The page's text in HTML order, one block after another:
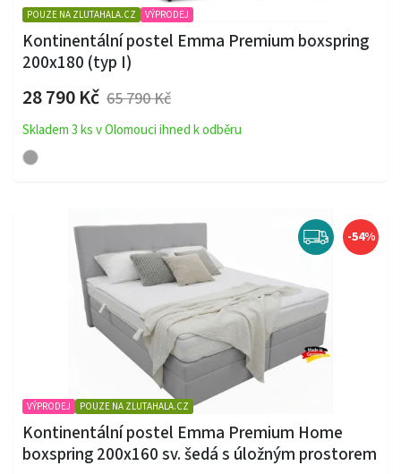
POUZE NA ZLUTAHALA.CZ VÝPRODEJ
Kontinentální postel Emma Premium boxspring
200x180 (typ I)
28 790 Kč 65 790 Kč
Skladem 3 ks v Olomouci ihned k odběru
-54%
VÝPRODEJ POUZE NA ZLUTAHALA.CZ
Kontinentální postel Emma Premium Home
boxspring 200x160 sv. šedá s úložným prostorem